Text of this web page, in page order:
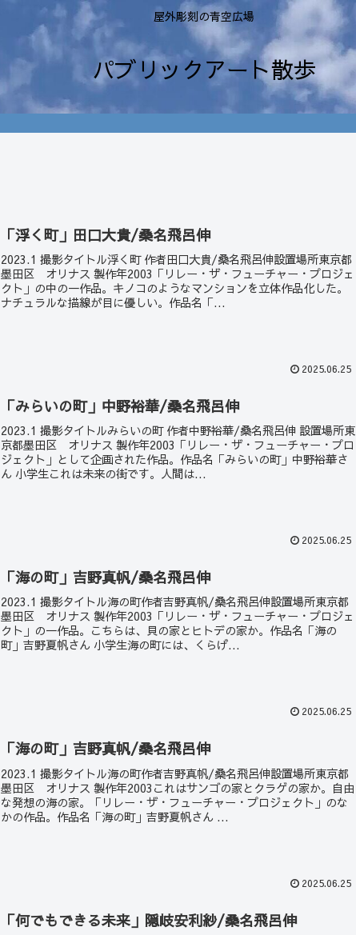
屋外彫刻の青空広場
パブリックアート散歩
「浮く町」田口大貴/桑名飛呂伸
2023.1 撮影タイトル浮く町 作者田口大貴/桑名飛呂伸設置場所東京都
墨田区 オリナス 製作年2003「リレー・ザ・フューチャー・プロジェ
クト」の中の一作品。キノコのようなマンションを立体作品化した。
ナチュラルな描線が目に優しい。作品名「...
2025.06.25
「みらいの町」中野裕華/桑名飛呂伸
2023.1 撮影タイトルみらいの町 作者中野裕華/桑名飛呂伸 設置場所東
京都墨田区 オリナス 製作年2003「リレー・ザ・フューチャー・プロ
ジェクト」として企画された作品。作品名「みらいの町」中野裕華さ
ん 小学生これは未来の街です。人間は...
2025.06.25
「海の町」吉野真帆/桑名飛呂伸
2023.1 撮影タイトル海の町作者吉野真帆/桑名飛呂伸設置場所東京都
墨田区 オリナス 製作年2003「リレー・ザ・フューチャー・プロジェ
クト」の一作品。こちらは、貝の家とヒトデの家か。作品名「海の
町」吉野夏帆さん 小学生海の町には、くらげ...
2025.06.25
「海の町」吉野真帆/桑名飛呂伸
2023.1 撮影タイトル海の町作者吉野真帆/桑名飛呂伸設置場所東京都
墨田区 オリナス 製作年2003これはサンゴの家とクラゲの家か。自由
な発想の海の家。「リレー・ザ・フューチャー・プロジェクト」のな
かの作品。作品名「海の町」吉野夏帆さん ...
2025.06.25
「何でもできる未来」隠岐安利紗/桑名飛呂伸